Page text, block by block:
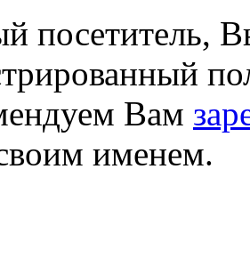
посетитель,
Вам
именем.